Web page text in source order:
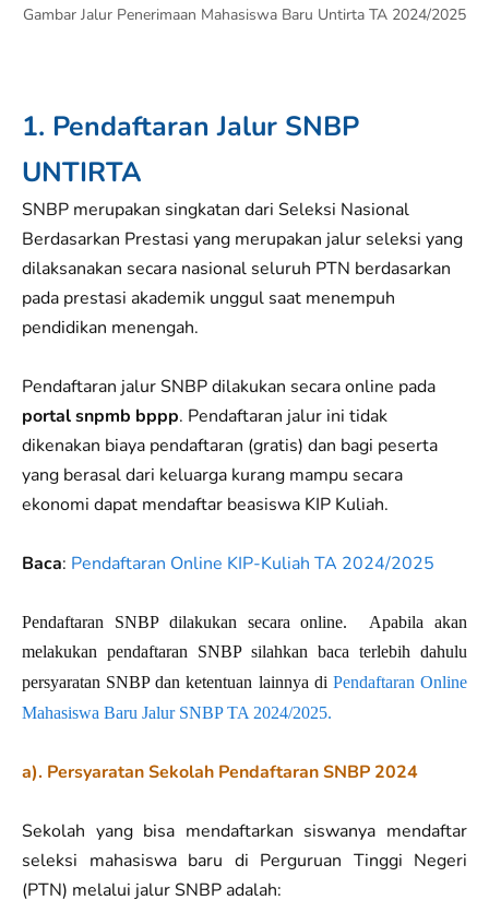
Gambar Jalur Penerimaan Mahasiswa Baru Untirta TA 2024/2025
1. Pendaftaran Jalur SNBP
UNTIRTA
SNBP merupakan singkatan dari Seleksi Nasional
Berdasarkan Prestasi yang merupakan jalur seleksi yang
dilaksanakan secara nasional seluruh PTN berdasarkan
pada prestasi akademik unggul saat menempuh
pendidikan menengah.
Pendaftaran jalur SNBP dilakukan secara online pada
portal snpmb bppp. Pendaftaran jalur ini tidak
dikenakan biaya pendaftaran (gratis) dan bagi peserta
yang berasal dari keluarga kurang mampu secara
ekonomi dapat mendaftar beasiswa KIP Kuliah.
Baca: Pendaftaran Online KIP-Kuliah TA 2024/2025
Pendaftaran SNBP dilakukan secara online.Apabila akan
melakukan pendaftaran SNBPsilahkan baca terlebih dahulu
persyaratan SNBPdan ketentuan lainnya diPendaftaran Online
Mahasiswa Baru Jalur SNBP TA 2024/2025.
a). Persyaratan Sekolah Pendaftaran SNBP 2024
Sekolah yang bisa mendaftarkan siswanya mendaftar
seleksi mahasiswa baru di Perguruan Tinggi Negeri
(PTN) melalui jalur SNBP adalah: